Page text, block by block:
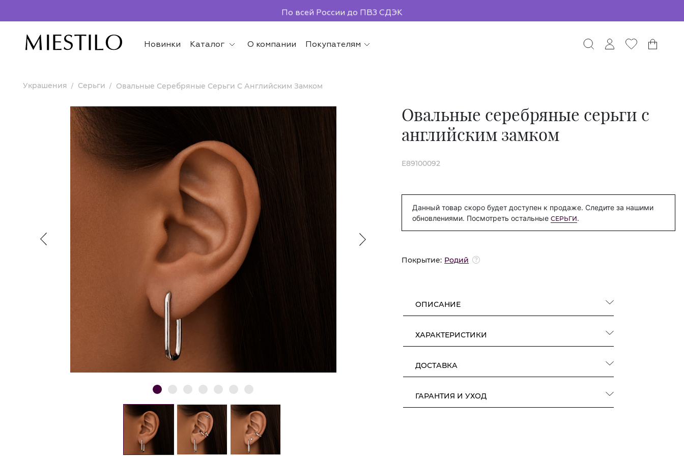
По всей России до ПВЗ СДЭК
Новинки Каталог О компании Покупателям
Украшения Серьги Овальные Серебряные Серьги С Английским Замком
Овальные серебряные серьги с
английским замком
E89100092
Данный товар скоро будет доступен к продаже. Следите за нашими
обновлениями. Посмотреть остальныеСЕРЬГИ.
Покрытие: Родий
ОПИСАНИЕ
ХАРАКТЕРИСТИКИ
ДОСТАВКА
ГАРАНТИЯ И УХОД